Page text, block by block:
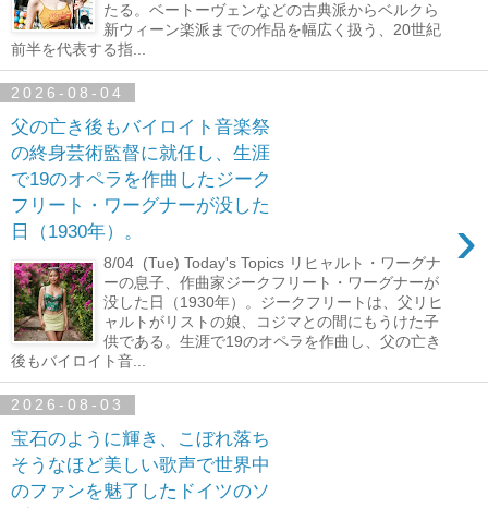
たる。ベートーヴェンなどの古典派からベルクら
新ウィーン楽派までの作品を幅広く扱う、20世紀
前半を代表する指...
2026-08-04
父の亡き後もバイロイト音楽祭
の終身芸術監督に就任し、生涯
で19のオペラを作曲したジーク
フリート・ワーグナーが没した
日（1930年）。
›
8/04 (Tue) Today's Topics リヒャルト・ワーグナ
ーの息子、作曲家ジークフリート・ワーグナーが
没した日（1930年）。ジークフリートは、父リヒ
ャルトがリストの娘、コジマとの間にもうけた子
供である。生涯で19のオペラを作曲し、父の亡き
後もバイロイト音...
2026-08-03
宝石のように輝き、こぼれ落ち
そうなほど美しい歌声で世界中
のファンを魅了したドイツのソ